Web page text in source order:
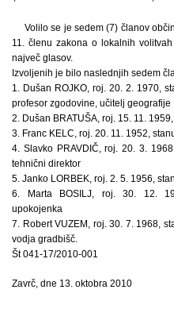
Volilo se je sedem (7) članov
11. členu zakona o lokalnih
največ glasov.
Izvoljenih je bilo naslednjih sedem
1. Dušan ROJKO, roj. 20. 2. 1970,
profesor zgodovine, učitelj geografije
2. Dušan BRATUŠA, roj. 15. 11.
3. Franc KELC, roj. 20. 11. 1952,
4. Slavko PRAVDIČ, roj. 20. 3.
tehnični direktor
5. Janko LORBEK, roj. 2. 5. 1956,
6. Marta BOSILJ, roj. 30. 12.
upokojenka
7. Robert VUZEM, roj. 30. 7. 1968,
vodja gradbišč.
Št 041-17/2010-001
Zavrč, dne 13. oktobra 2010